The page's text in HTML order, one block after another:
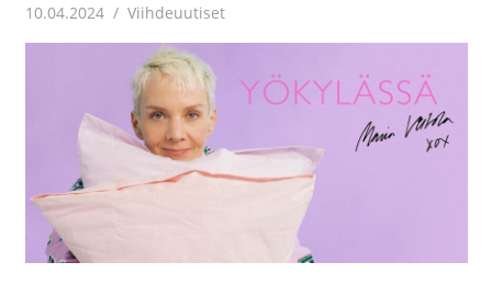
10.04.2024 Juha Kaunisto
Viihdeuutiset